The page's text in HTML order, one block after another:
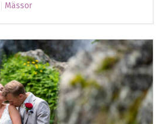
Mässor